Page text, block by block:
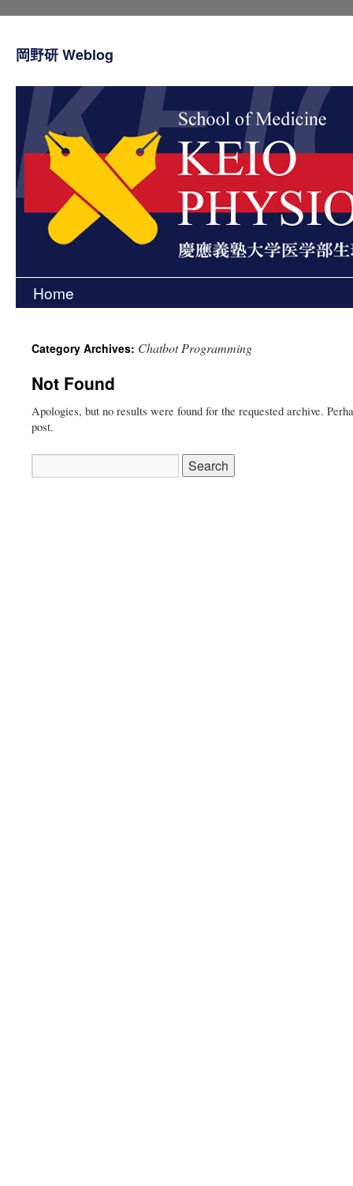
岡野研 Weblog
Skip
content
Home
Category Archives: Chatbot Programming
Not Found
Apologies, but no results were found for the requested archive.
post.
for: